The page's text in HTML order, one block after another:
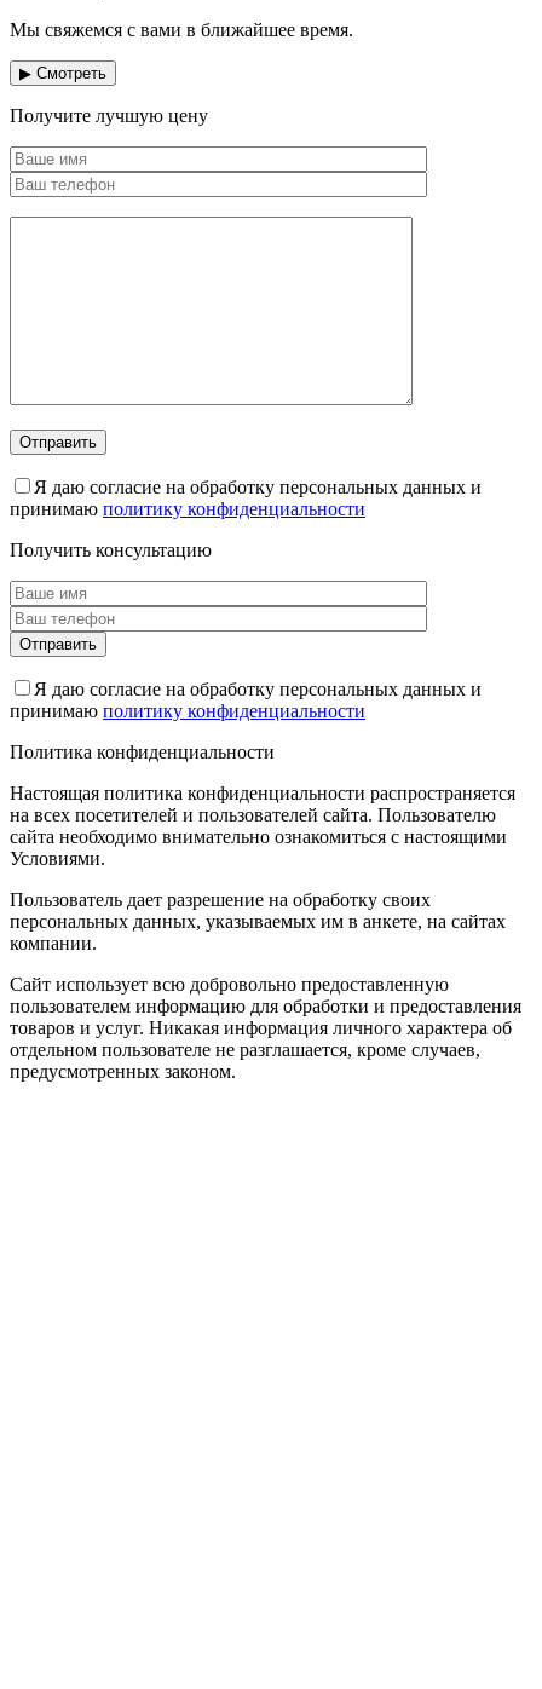
Мы свяжемся с вами в ближайшее время.
▶ Смотреть
Получите лучшую цену
Я даю согласие на обработку персональных данных и
принимаю политику конфиденциальности
Получить консультацию
Я даю согласие на обработку персональных данных и
принимаю политику конфиденциальности
Политика конфиденциальности
Настоящая политика конфиденциальности распространяется
на всех посетителей и пользователей сайта. Пользователю
сайта необходимо внимательно ознакомиться с настоящими
Условиями.
Пользователь дает разрешение на обработку своих
персональных данных, указываемых им в анкете, на сайтах
компании.
Сайт использует всю добровольно предоставленную
пользователем информацию для обработки и предоставления
товаров и услуг. Никакая информация личного характера об
отдельном пользователе не разглашается, кроме случаев,
предусмотренных законом.